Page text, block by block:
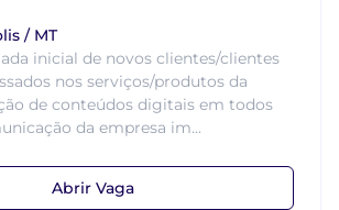
/ MT
inicial de novos clientes/clientes
nos serviços/produtos da
de conteúdos digitais em todos
da empresa im...
Abrir Vaga